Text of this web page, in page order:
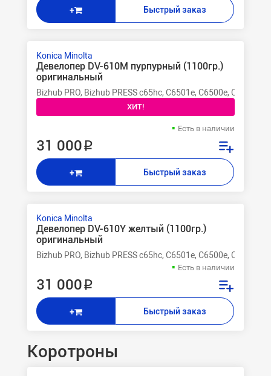
+ Быстрый заказ
Konica Minolta
Девелопер DV-610M пурпурный (1100гр.)
оригинальный
Bizhub PRO, Bizhub PRESS c65hc, C6501e, C6500e, C6000L,
ХИТ!
Есть в наличии
31 000 ₽
+ Быстрый заказ
Konica Minolta
Девелопер DV-610Y желтый (1100гр.)
оригинальный
Bizhub PRO, Bizhub PRESS c65hc, C6501e, C6500e, C6000L,
Есть в наличии
31 000 ₽
+ Быстрый заказ
Коротроны